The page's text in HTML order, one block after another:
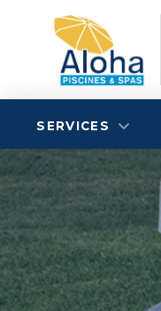
SERVICES